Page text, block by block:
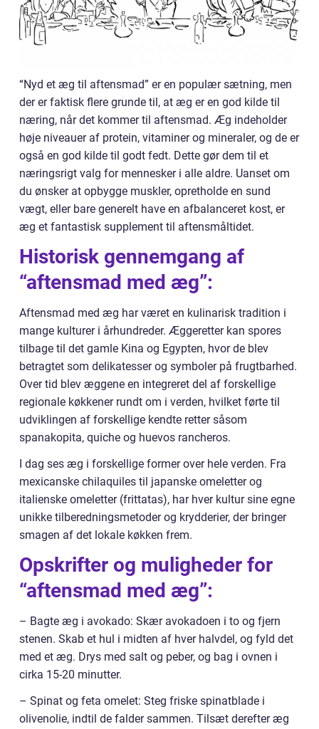
“Nyd et æg til aftensmad” er en populær sætning, men
der er faktisk flere grunde til, at æg er en god kilde til
næring, når det kommer til aftensmad. Æg indeholder
høje niveauer af protein, vitaminer og mineraler, og de er
også en god kilde til godt fedt. Dette gør dem til et
næringsrigt valg for mennesker i alle aldre. Uanset om
du ønsker at opbygge muskler, opretholde en sund
vægt, eller bare generelt have en afbalanceret kost, er
æg et fantastisk supplement til aftensmåltidet.
Historisk gennemgang af
“aftensmad med æg”:
Aftensmad med æg har været en kulinarisk tradition i
mange kulturer i århundreder. Æggeretter kan spores
tilbage til det gamle Kina og Egypten, hvor de blev
betragtet som delikatesser og symboler på frugtbarhed.
Over tid blev æggene en integreret del af forskellige
regionale køkkener rundt om i verden, hvilket førte til
udviklingen af forskellige kendte retter såsom
spanakopita, quiche og huevos rancheros.
I dag ses æg i forskellige former over hele verden. Fra
mexicanske chilaquiles til japanske omeletter og
italienske omeletter (frittatas), har hver kultur sine egne
unikke tilberedningsmetoder og krydderier, der bringer
smagen af det lokale køkken frem.
Opskrifter og muligheder for
“aftensmad med æg”:
– Bagte æg i avokado: Skær avokadoen i to og fjern
stenen. Skab et hul i midten af hver halvdel, og fyld det
med et æg. Drys med salt og peber, og bag i ovnen i
cirka 15-20 minutter.
– Spinat og feta omelet: Steg friske spinatblade i
olivenolie, indtil de falder sammen. Tilsæt derefter æg